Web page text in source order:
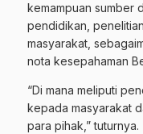
kemampuan sumber
pendidikan,
masyarakat,
nota kesepahaman
“Di mana meliputi
kepada masyarakat
para pihak,” tuturnya.